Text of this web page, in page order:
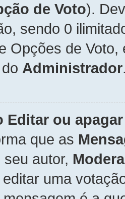
de Voto).
sendo 0
Opções de
Administrador
Editar ou
que as
autor,
editar uma